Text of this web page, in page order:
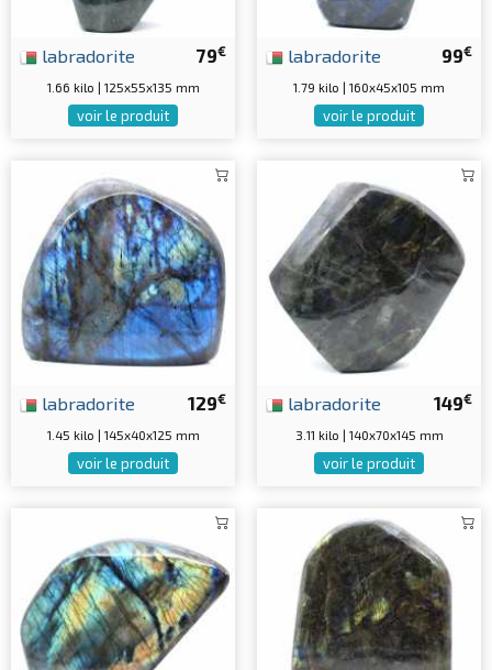
79€
labradorite
1.66 kilo | 125x55x135 mm
voir le produit
99€
labradorite
1.79 kilo | 160x45x105 mm
voir le produit
129€
labradorite
1.45 kilo | 145x40x125 mm
voir le produit
149€
labradorite
3.11 kilo | 140x70x145 mm
voir le produit